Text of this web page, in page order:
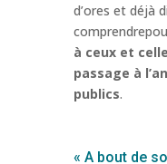
d’ores et déjà
à ceux et
passage à
publics.
« A bout de